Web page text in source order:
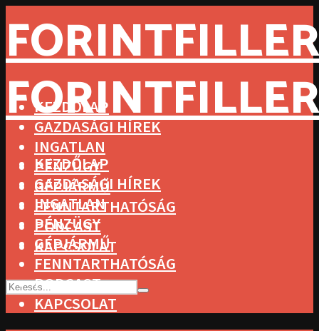
KEZDŐLAP
GAZDASÁGI HÍREK
INGATLAN
PÉNZÜGY
GÉPJÁRMŰ
FENNTARTHATÓSÁG
PODCAST
KAPCSOLAT
KEZDŐLAP
GAZDASÁGI HÍREK
INGATLAN
PÉNZÜGY
GÉPJÁRMŰ
FENNTARTHATÓSÁG
PODCAST
KAPCSOLAT